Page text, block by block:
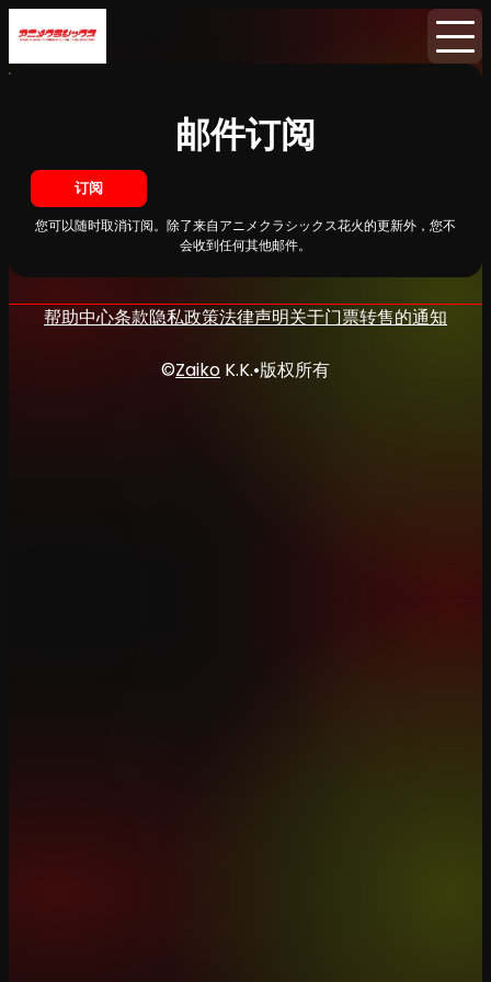
首页
邮件订阅
订阅
您可以随时取消订阅。除了来自アニメクラシックス花火的更新外，您不
会收到任何其他邮件。
帮助中心条款隐私政策法律声明关于门票转售的通知
©Zaiko K.K.•版权所有